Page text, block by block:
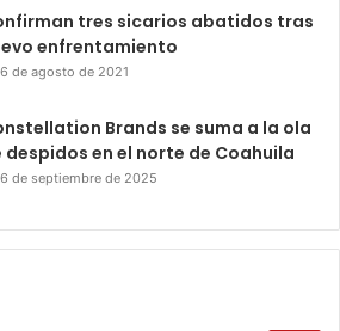
tres sicarios abatidos tras
enfrentamiento
de agosto de 2021
Brands se suma a la ola
despidos en el norte de Coahuila
de septiembre de 2025